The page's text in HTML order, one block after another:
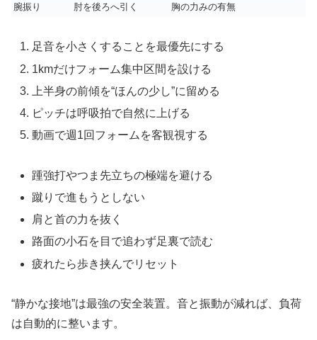
腕振り
肘を後ろへ引く 胸の力みの有無
足音を小さくすることを最優先にする
1kmだけフォーム集中区間を設ける
上半身の前傾を“ほんの少し”に留める
ピッチは呼吸拍で自然に上げる
動画で週1回フォームを客観視する
踵強打やつま先立ちの極端を避ける
蹴りで進もうとしない
肩と首の力を抜く
路面の小石を目で追わず足裏で読む
疲れたら歩き挟んでリセット
“静かな接地”は最強の安全装置。音と振動が減れば、負荷
は自動的に整います。